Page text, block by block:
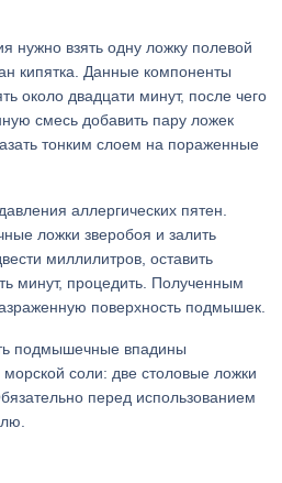
нужно взять одну ложку полевой
кипятка. Данные компоненты
около двадцати минут, после чего
смесь добавить пару ложек
тонким слоем на пораженные
аллергических пятен.
ложки зверобоя и залить
миллилитров, оставить
минут, процедить. Полученным
поверхность подмышек.
подмышечные впадины
соли: две столовые ложки
перед использованием